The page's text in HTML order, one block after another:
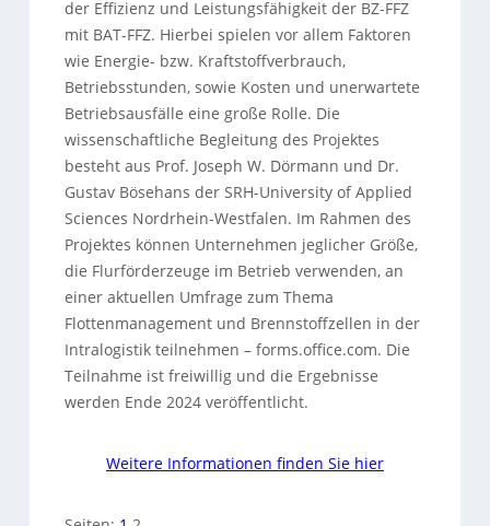
der Effizienz und Leistungsfähigkeit der BZ-FFZ
mit BAT-FFZ. Hierbei spielen vor allem Faktoren
wie Energie- bzw. Kraftstoffverbrauch,
Betriebsstunden, sowie Kosten und unerwartete
Betriebsausfälle eine große Rolle. Die
wissenschaftliche Begleitung des Projektes
besteht aus Prof. Joseph W. Dörmann und Dr.
Gustav Bösehans der SRH-University of Applied
Sciences Nordrhein-Westfalen. Im Rahmen des
Projektes können Unternehmen jeglicher Größe,
die Flurförderzeuge im Betrieb verwenden, an
einer aktuellen Umfrage zum Thema
Flottenmanagement und Brennstoffzellen in der
Intralogistik teilnehmen – forms.office.com. Die
Teilnahme ist freiwillig und die Ergebnisse
werden Ende 2024 veröffentlicht.
Weitere Informationen finden Sie hier